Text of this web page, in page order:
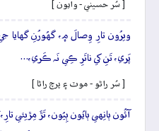
[ سُر حسيني - وايون ]
ويرُون تارِ وِصالَ ۾، گهُورُنِ گهايا
پَري، تَنِ کي ناتَرِ ڪِي نَہ ڪَري،…
[ سُر راڻو - موٽ ۽ پرچ راڻا ]
آئُون ٻانِهي ٻايُون ٻِيُون، تَڙَ مِڙيئي